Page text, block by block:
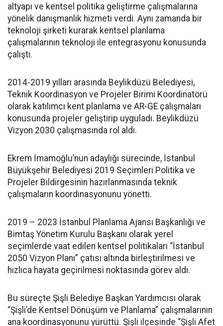
altyapı ve kentsel politika geliştirme çalışmalarına
yönelik danışmanlık hizmeti verdi. Aynı zamanda bir
teknoloji şirketi kurarak kentsel planlama
çalışmalarının teknoloji ile entegrasyonu konusunda
çalıştı.
2014-2019 yılları arasında Beylikdüzü Belediyesi,
Teknik Koordinasyon ve Projeler Birimi Koordinatörü
olarak katılımcı kent planlama ve AR-GE çalışmaları
konusunda projeler geliştirip uyguladı. Beylikdüzü
Vizyon 2030 çalışmasında rol aldı.
Ekrem İmamoğlu’nun adaylığı sürecinde, İstanbul
Büyükşehir Belediyesi 2019 Seçimleri Politika ve
Projeler Bildirgesinin hazırlanmasında teknik
çalışmaların koordinasyonunu yönetti.
2019 – 2023 İstanbul Planlama Ajansı Başkanlığı ve
Bimtaş Yönetim Kurulu Başkanı olarak yerel
seçimlerde vaat edilen kentsel politikaları “İstanbul
2050 Vizyon Planı” çatısı altında birleştirilmesi ve
hızlıca hayata geçirilmesi noktasında görev aldı.
Bu süreçte Şişli Belediye Başkan Yardımcısı olarak
“Şişli’de Kentsel Dönüşüm ve Planlama” çalışmalarının
ana koordinasyonunu yürüttü. Şişli ilçesinde “Şişli Afet